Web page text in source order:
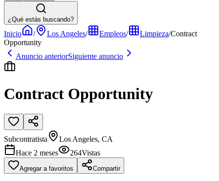
¿Qué estás buscando?
Inicio / Los Angeles/ Empleos/ Limpieza/Contract
Opportunity
Anuncio anteriorSiguiente anuncio
Contract Opportunity
Subcontratista
Los Angeles, CA
Hace 2 meses
264Vistas
Agregar a favoritos Compartir